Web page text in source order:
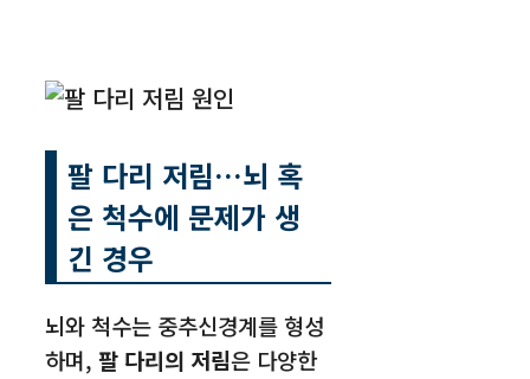
팔 다리 저림…뇌 혹
은 척수에 문제가 생
긴 경우
뇌와 척수는 중추신경계를 형성
하며, 팔 다리의 저림은 다양한